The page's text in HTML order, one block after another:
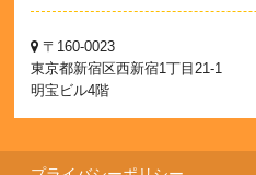
〒160-0023
東京都新宿区西新宿1丁目21-1
明宝ビル4階